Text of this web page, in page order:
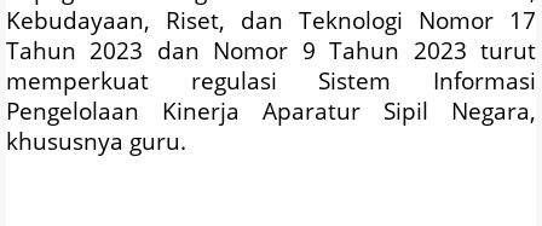
Kebudayaan, Riset, dan Teknologi Nomor 17
Tahun 2023 dan Nomor 9 Tahun 2023 turut
memperkuat regulasi Sistem Informasi
Pengelolaan Kinerja Aparatur Sipil Negara,
khususnya guru.